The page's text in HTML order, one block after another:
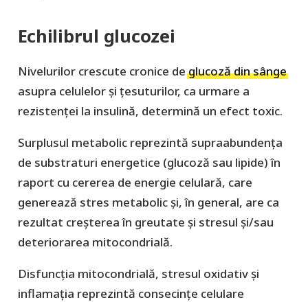
Echilibrul glucozei
Nivelurilor crescute cronice deglucoză din sânge
asupra celulelor și țesuturilor, ca urmare a
rezistenței la insulină, determină un efect toxic.
Surplusul metabolic reprezintă supraabundența
de substraturi energetice (glucoză sau lipide) în
raport cu cererea de energie celulară, care
generează stres metabolic și, în general, are ca
rezultat creșterea în greutate și stresul și/sau
deteriorarea mitocondrială.
Disfuncția mitocondrială, stresul oxidativ și
inflamația reprezintă consecințe celulare